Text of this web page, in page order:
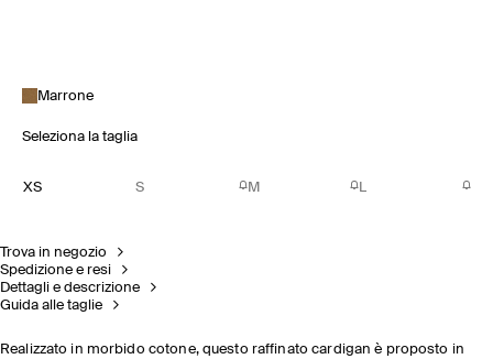
Marrone
Seleziona la taglia
XS S M L
Trova in negozio
Spedizione e resi
Dettagli e descrizione
Guida alle taglie
Realizzato in morbido cotone, questo raffinato cardigan è proposto in